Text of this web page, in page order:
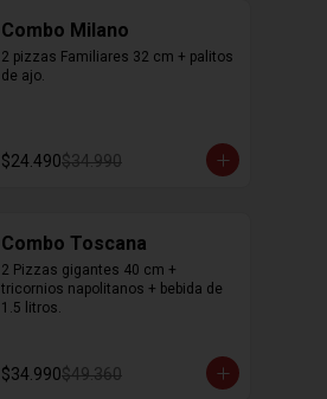
Combo Milano
2 pizzas Familiares 32 cm + palitos
de ajo.
$24.490$34.990
Combo Toscana
2 Pizzas gigantes 40 cm +
tricornios napolitanos + bebida de
1.5 litros.
$34.990$49.360